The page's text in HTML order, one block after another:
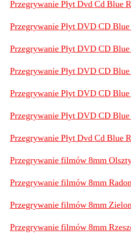
Przegrywanie Płyt Dvd Cd Blue
Przegrywanie Płyt DVD CD
Przegrywanie Płyt DVD CD
Przegrywanie Płyt DVD CD
Przegrywanie Płyt DVD CD
Przegrywanie Płyt DVD CD
Przegrywanie Płyt Dvd Cd Blue
Przegrywanie filmów 8mm
Przegrywanie filmów 8mm
Przegrywanie filmów 8mm
Przegrywanie filmów 8mm